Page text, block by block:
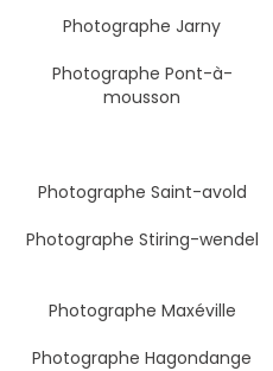
Photographe Jarny
Photographe Pont-à-
mousson
Photographe Saint-avold
Photographe Stiring-wendel
Photographe Maxéville
Photographe Hagondange